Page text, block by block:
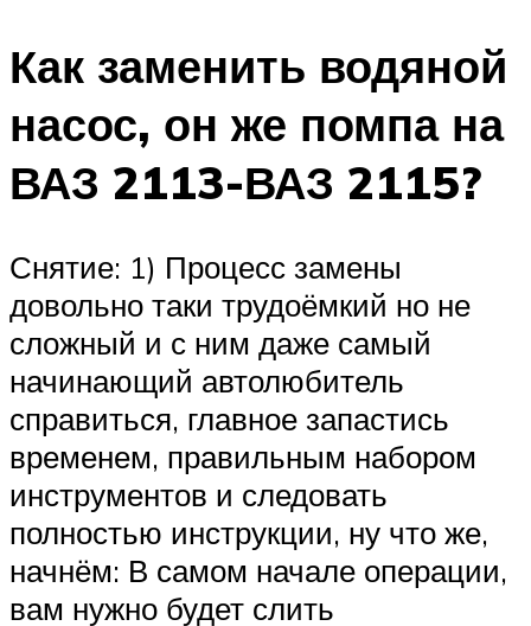
Как заменить водяной
насос, он же помпа на
ВАЗ 2113-ВАЗ 2115?
Снятие: 1) Процесс замены
довольно таки трудоёмкий но не
сложный и с ним даже самый
начинающий автолюбитель
справиться, главное запастись
временем, правильным набором
инструментов и следовать
полностью инструкции, ну что же,
начнём: В самом начале операции,
вам нужно будет слить